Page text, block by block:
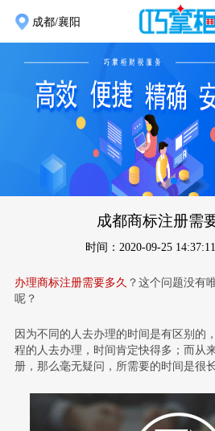
成都/襄阳
成都商标注册需
时间：2020-09-25
办理商标注册需要多久 ？这个问题没有
呢？
因为不同的人去办理的时间是有区别的
程的人去办理，时间肯定快得多；而从
册，那么毫无疑问，所需要的时间是很长